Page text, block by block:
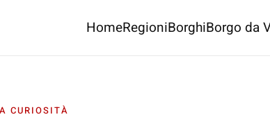
HomeRegioniBorghiBorgo da
CURIOSITÀ